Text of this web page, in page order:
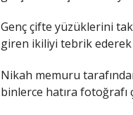
Genç çifte yüzüklerini
giren ikiliyi tebrik
Nikah memuru
binlerce hatıra fotoğrafı